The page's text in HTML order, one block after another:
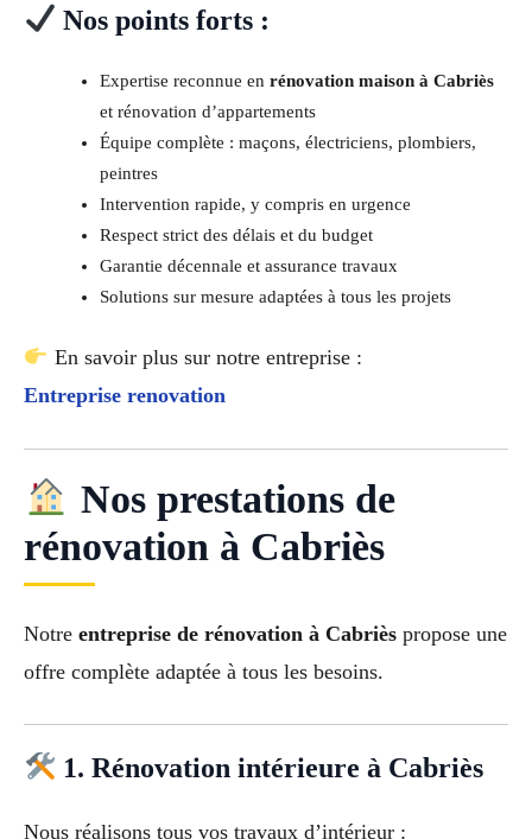
Nos points forts :
Expertise reconnue en rénovation maison à Cabriès
et rénovation d’appartements
Équipe complète : maçons, électriciens, plombiers,
peintres
Intervention rapide, y compris en urgence
Respect strict des délais et du budget
Garantie décennale et assurance travaux
Solutions sur mesure adaptées à tous les projets
En savoir plus sur notre entreprise :
Entreprise renovation
Nos prestations de
rénovation à Cabriès
Notre entreprise de rénovation à Cabriès propose une
offre complète adaptée à tous les besoins.
1. Rénovation intérieure à Cabriès
Nous réalisons tous vos travaux d’intérieur :